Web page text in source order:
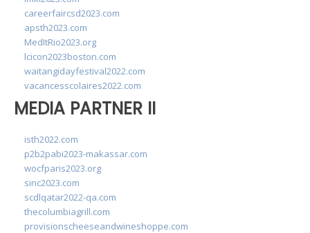
careerfaircsd2023.com
apsth2023.com
MedItRio2023.org
lcicon2023boston.com
waitangidayfestival2022.com
vacancesscolaires2022.com
MEDIA PARTNER II
isth2022.com
p2b2pabi2023-makassar.com
wocfparis2023.org
sinc2023.com
scdlqatar2022-qa.com
thecolumbiagrill.com
provisionscheeseandwineshoppe.com